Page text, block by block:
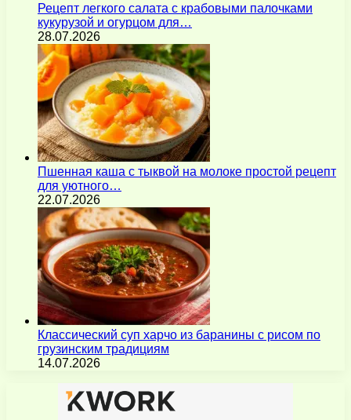
Рецепт легкого салата с крабовыми палочками
кукурузой и огурцом для…
28.07.2026
Пшенная каша с тыквой на молоке простой рецепт
для уютного…
22.07.2026
Классический суп харчо из баранины с рисом по
грузинским традициям
14.07.2026